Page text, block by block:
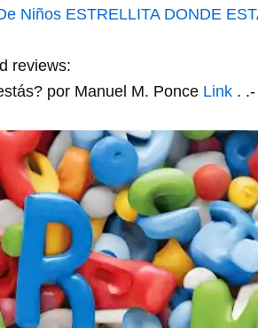
Niños ESTRELLITA DONDE
reviews:
por Manuel M. Ponce Link .